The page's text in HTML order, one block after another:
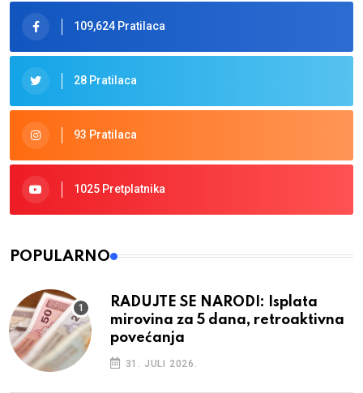
109,624 Pratilaca
28 Pratilaca
93 Pratilaca
1025 Pretplatnika
POPULARNO
RADUJTE SE NARODI: Isplata
mirovina za 5 dana, retroaktivna
povećanja
31. JULI 2026.